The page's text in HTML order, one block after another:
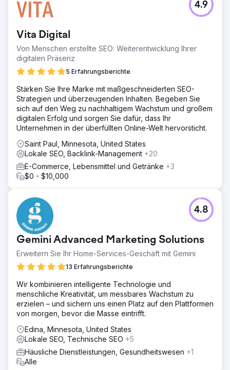
Vita Digital
Von Menschen erstellte SEO: Weiterentwicklung Ihrer
digitalen Präsenz
5 Erfahrungsberichte
4.9
Stärken Sie Ihre Marke mit maßgeschneiderten SEO-
Strategien und überzeugenden Inhalten. Begeben Sie
sich auf den Weg zu nachhaltigem Wachstum und großem
digitalen Erfolg und sorgen Sie dafür, dass Ihr
Unternehmen in der überfüllten Online-Welt hervorsticht.
Saint Paul, Minnesota, United States
Lokale SEO, Backlink-Management +20
E-Commerce, Lebensmittel und Getränke +3
$0 - $10,000
Gemini Advanced Marketing Solutions
Erweitern Sie Ihr Home-Services-Geschäft mit Gemini
13 Erfahrungsberichte
4.8
Wir kombinieren intelligente Technologie und
menschliche Kreativität, um messbares Wachstum zu
erzielen – und sichern uns einen Platz auf den Plattformen
von morgen, bevor die Masse eintrifft.
Edina, Minnesota, United States
Lokale SEO, Technische SEO +5
Häusliche Dienstleistungen, Gesundheitswesen +1
Alle